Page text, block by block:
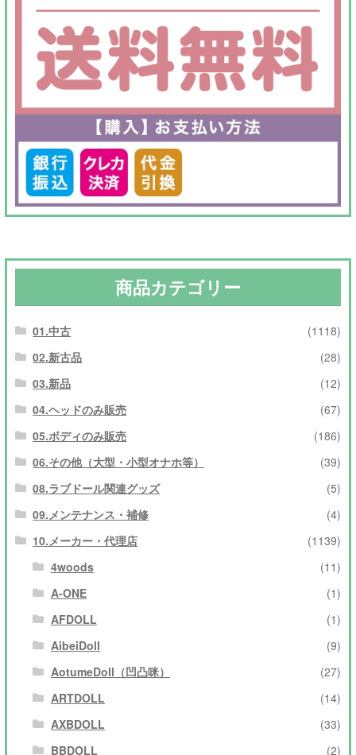
た。
す。
商品カテゴリー
01.中古
(1118)
02.新古品
(28)
03.新品
(12)
04.ヘッドのみ販売
(67)
05.ボディのみ販売
(186)
06.その他（大型・小型オナホ等）
(39)
08.ラブドール関連グッズ
(5)
09.メンテナンス・補修
(4)
10.メーカー・代理店
(1139)
4woods
(11)
A-ONE
(1)
AFDOLL
(1)
AibeiDoll
(9)
AotumeDoll（凹凸咪）
(27)
ARTDOLL
(14)
AXBDOLL
(33)
BBDOLL
(2)